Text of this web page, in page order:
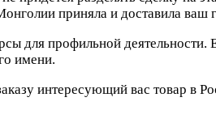
приняла и доставила ваш
для профильной деятельности.
имени.
интересующий вас товар в